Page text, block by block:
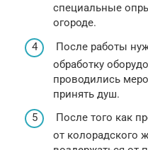
специальные
огороде.
После работы
обработку
проводились
принять душ.
После того как
от колорадского